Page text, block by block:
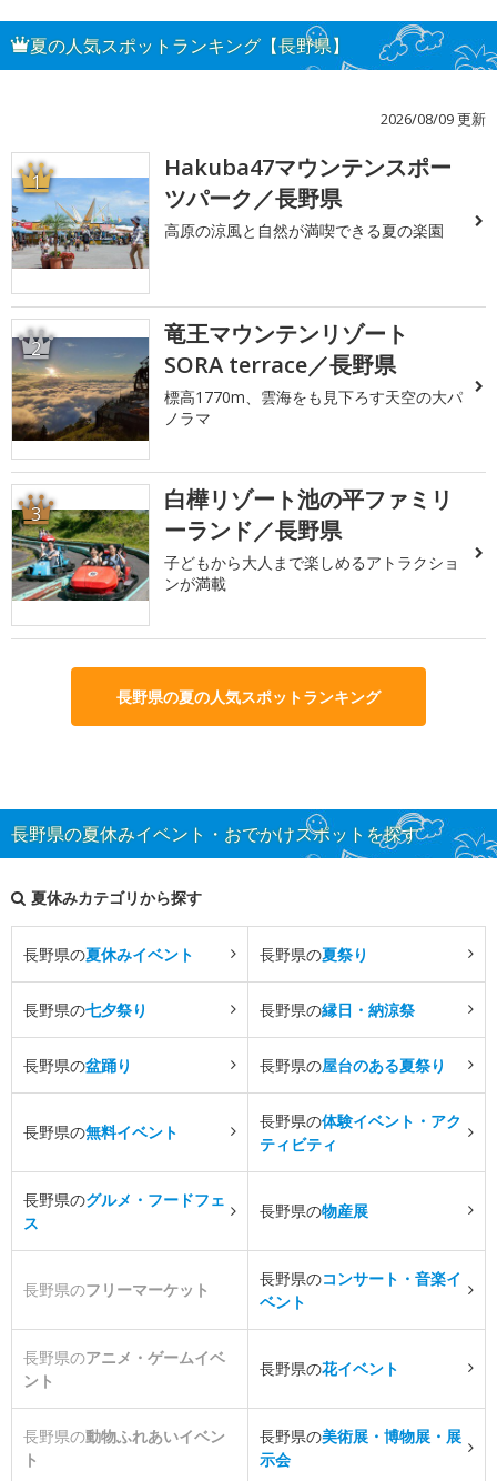
夏の人気スポットランキング【長野県】
2026/08/09 更新
1
Hakuba47マウンテンスポー
ツパーク／長野県
高原の涼風と自然が満喫できる夏の楽園
2
竜王マウンテンリゾート
SORA terrace／長野県
標高1770m、雲海をも見下ろす天空の大パ
ノラマ
3
白樺リゾート池の平ファミリ
ーランド／長野県
子どもから大人まで楽しめるアトラクショ
ンが満載
長野県の夏の人気スポットランキング
長野県の夏休みイベント・おでかけスポットを探す
夏休みカテゴリから探す
長野県の夏休みイベント 長野県の夏祭り
長野県の七夕祭り 長野県の縁日・納涼祭
長野県の盆踊り 長野県の屋台のある夏祭り
長野県の無料イベント
長野県の体験イベント・アク
ティビティ
長野県のグルメ・フードフェ
ス
長野県の物産展
長野県のフリーマーケット
長野県のコンサート・音楽イ
ベント
長野県のアニメ・ゲームイベ
ント
長野県の花イベント
長野県の動物ふれあいイベン
ト
長野県の美術展・博物展・展
示会